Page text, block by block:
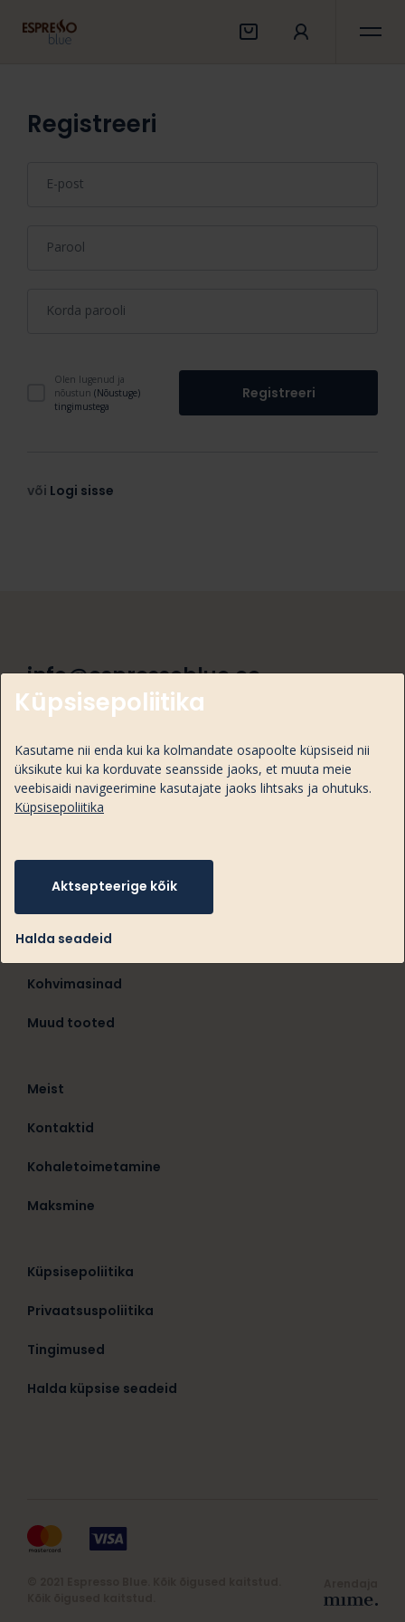
Registreeri
E-post
Parool
Korda parooli
Olen lugenud ja
nõustun (Nõustuge)
tingimustega
Registreeri
või Logi sisse
info@espressoblue.ee
+372 6363895
Osmussaare tee 5/ Taevakivi 1, 13811 Tallinn
Kohv
Kohvimasinad
Muud tooted
Meist
Kontaktid
Kohaletoimetamine
Maksmine
Küpsisepoliitika
Privaatsuspoliitika
Tingimused
Halda küpsise seadeid
Küpsisepoliitika
Kasutame nii enda kui ka kolmandate osapoolte küpsiseid nii
üksikute kui ka korduvate seansside jaoks, et muuta meie
veebisaidi navigeerimine kasutajate jaoks lihtsaks ja ohutuks.
Küpsisepoliitika
Aktsepteerige kõik
Halda seadeid